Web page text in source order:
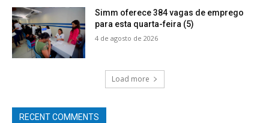
Simm oferece 384 vagas de emprego
para esta quarta-feira (5)
4 de agosto de 2026
Load more
RECENT COMMENTS